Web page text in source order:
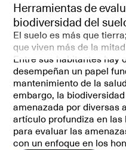
Herramientas de
biodiversidad del
El suelo es más que
que viven más de la
Entre sus habitantes hay
desempeñan un papel
mantenimiento de la
embargo, la
amenazada por diversas
artículo profundiza en
para evaluar las
con un enfoque en los